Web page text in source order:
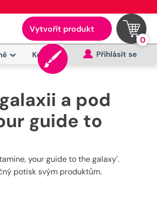
Vytvořit produkt
0
Kontakt Přihlásit se
a pod
guide to
your guide to the galaxy'.
potisk svým produktům.